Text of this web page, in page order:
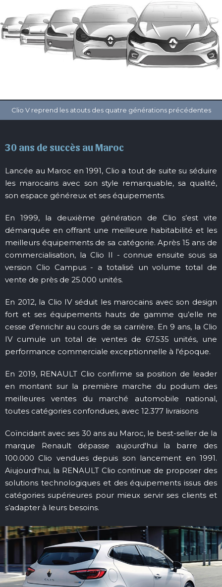
30 ans de succès au Maroc
Lancée au Maroc en 1991, Clio a tout de suite su séduire
les marocains avec son style remarquable, sa qualité,
son espace généreux et ses équipements.
En 1999, la deuxième génération de Clio s’est vite
démarquée en offrant une meilleure habitabilité et les
meilleurs équipements de sa catégorie. Après 15 ans de
commercialisation, la Clio II - connue ensuite sous sa
version Clio Campus - a totalisé un volume total de
vente de près de 25.000 unités.
En 2012, la Clio IV séduit les marocains avec son design
fort et ses équipements hauts de gamme qu’elle ne
cesse d’enrichir au cours de sa carrière. En 9 ans, la Clio
IV cumule un total de ventes de 67.535 unités, une
performance commerciale exceptionnelle à l'époque.
En 2019, RENAULT Clio confirme sa position de leader
en montant sur la première marche du podium des
meilleures ventes du marché automobile national,
toutes catégories confondues, avec 12.377 livraisons
Coïncidant avec ses 30 ans au Maroc, le best-seller de la
marque Renault dépasse aujourd'hui la barre des
100.000 Clio vendues depuis son lancement en 1991.
Aiujourd'hui, la RENAULT Clio continue de proposer des
solutions technologiques et des équipements issus des
catégories supérieures pour mieux servir ses clients et
s’adapter à leurs besoins.